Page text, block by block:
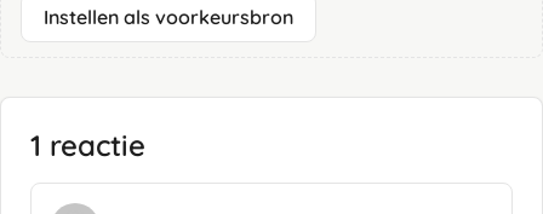
Instellen als voorkeursbron
1 reactie